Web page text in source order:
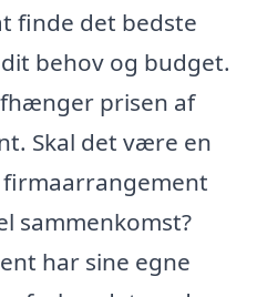
finde det bedste
behov og budget.
prisen af
Skal det være en
sammenkomst?
har sine egne